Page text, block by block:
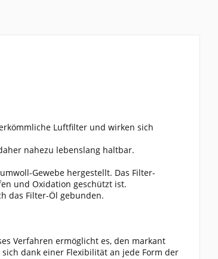
Luftfilter und wirken sich
nahezu lebenslang haltbar.
Gewebe hergestellt. Das Filter-
und Oxidation geschützt ist.
das Filter-Öl gebunden.
Verfahren ermöglicht es, den markant
dank einer Flexibilität an jede Form der